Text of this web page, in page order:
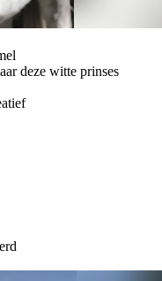
deze witte prinses